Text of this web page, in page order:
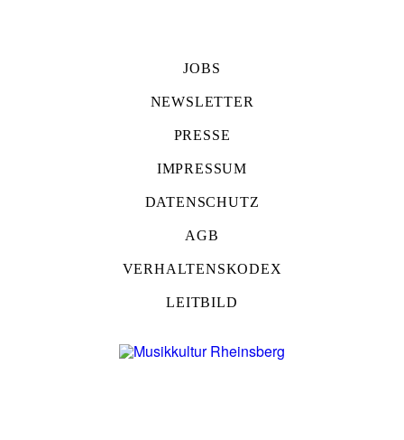
JOBS
NEWSLETTER
PRESSE
IMPRESSUM
DATENSCHUTZ
AGB
VERHALTENSKODEX
LEITBILD